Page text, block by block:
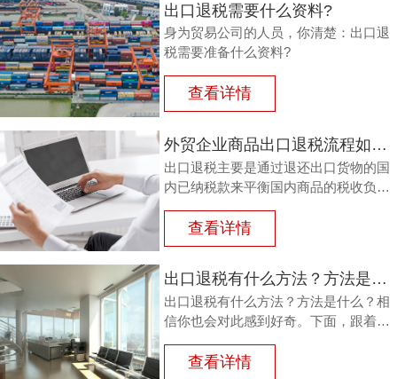
出口退税需要什么资料?
身为贸易公司的人员，你清楚：出口退
税需要准备什么资料?
查看详情
外贸企业商品出口退税流程如何？鸿裕以鞋业公司申请出口退税为例
出口退税主要是通过退还出口货物的国
内已纳税款来平衡国内商品的税收负
品出口退税流程如何？能退多少？广州
鸿裕财税以下用案例说明。
查看详情
出口退税有什么方法？方法是什么？
出口退税有什么方法？方法是什么？相
信你也会对此感到好奇。下面，跟着广
查看详情